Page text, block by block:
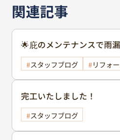
関連記事
🌟庇のメンテナンスで雨
スタッフブログ リフォ
完工いたしました！
スタッフブログ